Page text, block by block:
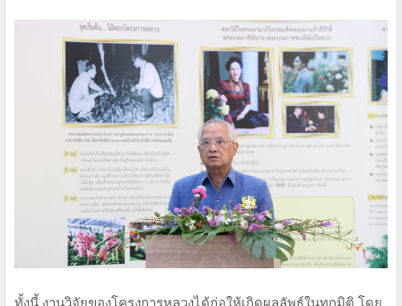
ทั้งนี้ งานวิจัยของโครงการหลวงได้ก่อให้เกิดผลลัพธ์ในทุกมิติ โดย